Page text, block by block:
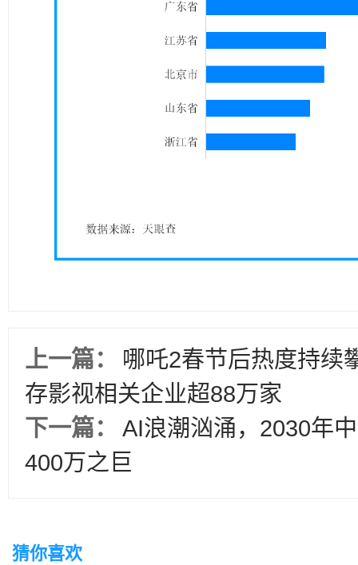
上一篇：
哪吒2春节后热度持续
存影视相关企业超88万家
下一篇：
AI浪潮汹涌，2030年
400万之巨
猜你喜欢